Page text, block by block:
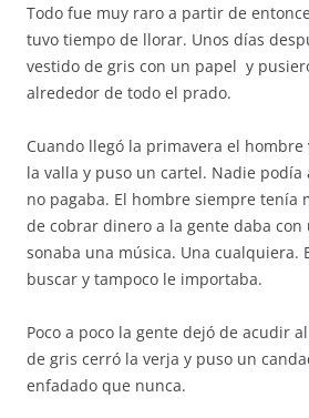
Todo fue muy raro a partir de
tuvo tiempo de llorar. Unos días
vestido de gris con un papel y
alrededor de todo el prado.
Cuando llegó la primavera el
la valla y puso un cartel. Nadie podía
no pagaba. El hombre siempre tenía
de cobrar dinero a la gente daba
sonaba una música. Una cualquiera.
buscar y tampoco le importaba.
Poco a poco la gente dejó de acudir
de gris cerró la verja y puso un
enfadado que nunca.